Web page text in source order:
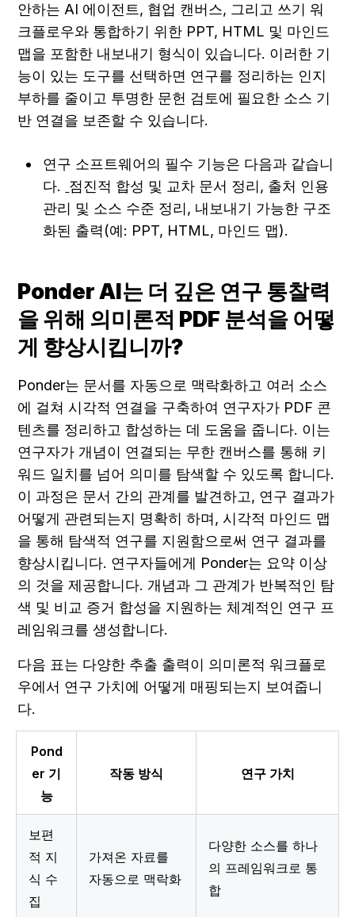
안하는 AI 에이전트, 협업 캔버스, 그리고 쓰기 워
크플로우와 통합하기 위한 PPT, HTML 및 마인드
맵을 포함한 내보내기 형식이 있습니다. 이러한 기
능이 있는 도구를 선택하면 연구를 정리하는 인지
부하를 줄이고 투명한 문헌 검토에 필요한 소스 기
반 연결을 보존할 수 있습니다.
연구 소프트웨어의 필수 기능은 다음과 같습니
다.
점진적 합성 및 교차 문서 정리, 출처 인용
관리 및 소스 수준 정리, 내보내기 가능한 구조
화된 출력(예: PPT, HTML, 마인드 맵).
Ponder AI는 더 깊은 연구 통찰력
을 위해 의미론적 PDF 분석을 어떻
게 향상시킵니까?
Ponder는 문서를 자동으로 맥락화하고 여러 소스
에 걸쳐 시각적 연결을 구축하여 연구자가 PDF 콘
텐츠를 정리하고 합성하는 데 도움을 줍니다. 이는
연구자가 개념이 연결되는 무한 캔버스를 통해 키
워드 일치를 넘어 의미를 탐색할 수 있도록 합니다.
이 과정은 문서 간의 관계를 발견하고, 연구 결과가
어떻게 관련되는지 명확히 하며, 시각적 마인드 맵
을 통해 탐색적 연구를 지원함으로써 연구 결과를
향상시킵니다. 연구자들에게 Ponder는 요약 이상
의 것을 제공합니다. 개념과 그 관계가 반복적인 탐
색 및 비교 증거 합성을 지원하는 체계적인 연구 프
레임워크를 생성합니다.
다음 표는 다양한 추출 출력이 의미론적 워크플로
우에서 연구 가치에 어떻게 매핑되는지 보여줍니
다.
Pond
er 기
능
작동 방식 연구 가치
보편
적 지
식 수
집
가져온 자료를
자동으로 맥락화
다양한 소스를 하나
의 프레임워크로 통
합